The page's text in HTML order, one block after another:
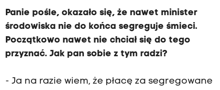
Panie pośle, okazało się, że nawet minister
środowiska nie do końca segreguje śmieci.
Początkowo nawet nie chciał się do tego
przyznać. Jak pan sobie z tym radzi?
- Ja na razie wiem, że płacę za segregowane